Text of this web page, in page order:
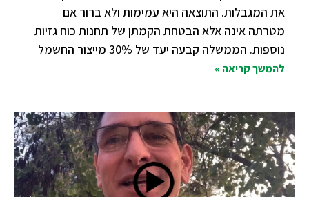
את המגבלות. התוצאה היא עמימות ולא ברור אם
מטרתה אינה אלא הבטחת הקמתן של תחנות כוח גזיות
נוספות. הממשלה קבעה יעד של 30% מייצור החשמל
להמשך קריאה »